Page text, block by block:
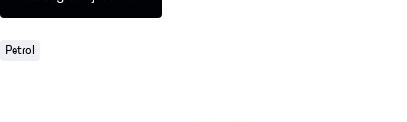
Petrol